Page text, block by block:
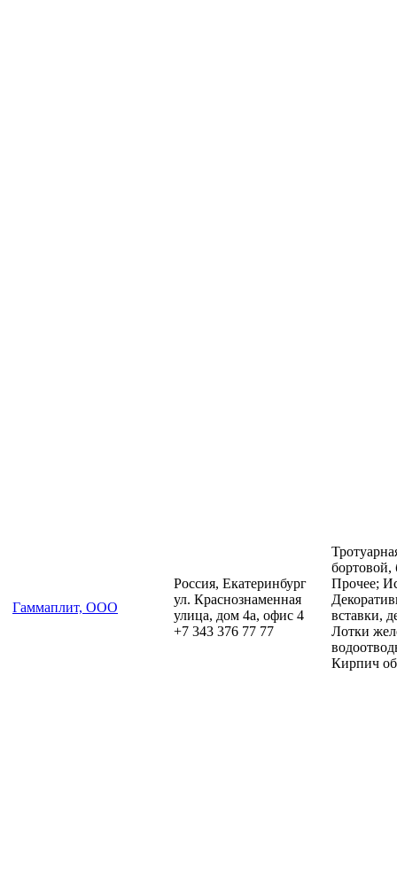
Гаммаплит, ООО
Россия, Екатеринбург
ул. Краснознаменная
улица, дом 4а, офис 4
+7 343 376 77 77
Прочее;
вставки,
Лотки
Кирпич